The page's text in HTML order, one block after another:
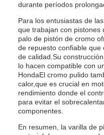
durante períodos
Para los entusiastas de
que trabajan con pistones
palo de pistón de cromo
de repuesto confiable
de calidad.Su
lo hacen compatible con
HondaEl cromo pulido
calor,que es crucial en
rendimiento donde el
para evitar el
componentes.
En resumen, la varilla de